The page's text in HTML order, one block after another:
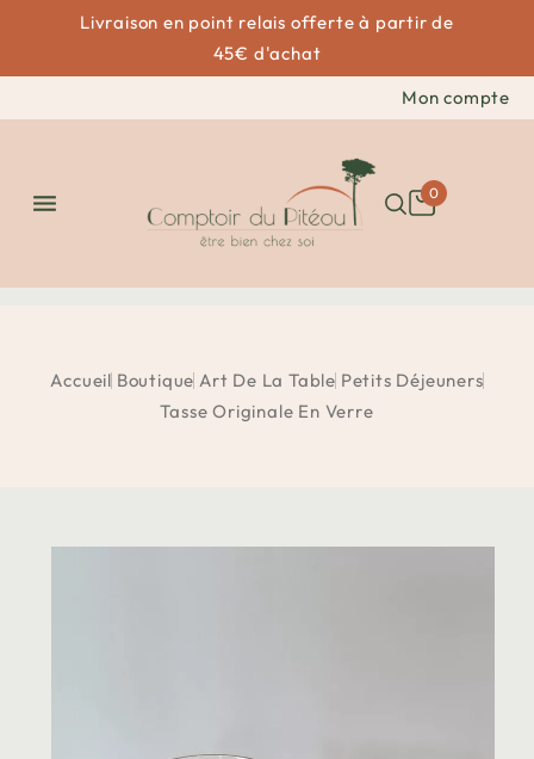
Livraison en point relais offerte à partir de
45€ d'achat
Mon compte
 0
Accueil Boutique Art De La Table Petits Déjeuners
Tasse Originale En Verre